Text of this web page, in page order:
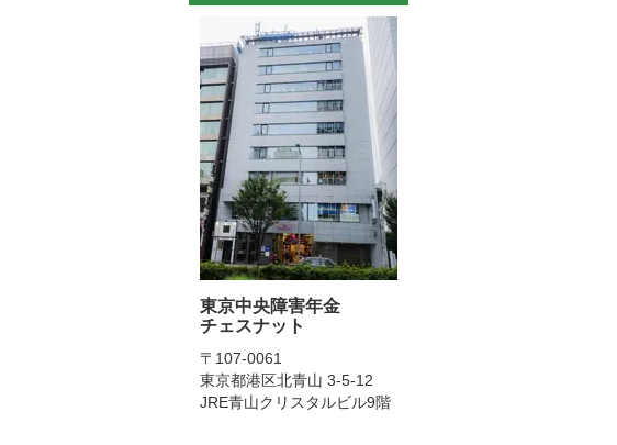
東京中央障害年金
チェスナット
〒107-0061
東京都港区北青山 3-5-12
JRE青山クリスタルビル9階